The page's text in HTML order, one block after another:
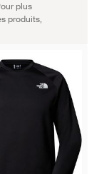
plus
produits,